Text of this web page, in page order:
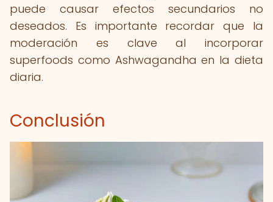
puede causar efectos secundarios no
deseados. Es importante recordar que la
moderación es clave al incorporar
superfoods como Ashwagandha en la dieta
diaria.
Conclusión